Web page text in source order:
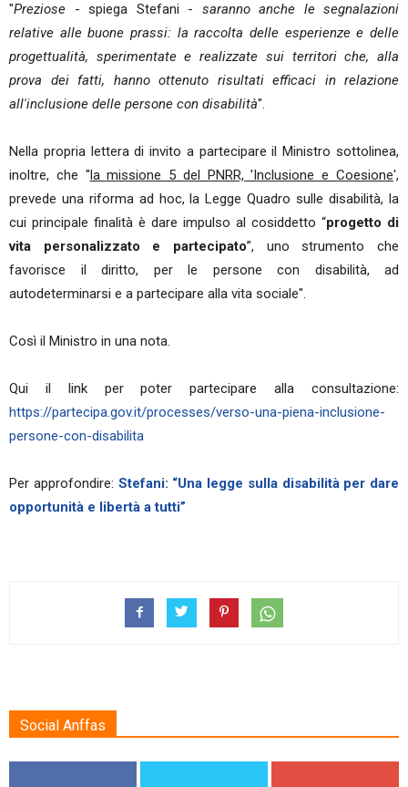
"Preziose - spiega Stefani - saranno anche le segnalazioni
relative alle buone prassi: la raccolta delle esperienze e delle
progettualità, sperimentate e realizzate sui territori che, alla
prova dei fatti, hanno ottenuto risultati efficaci in relazione
all'inclusione delle persone con disabilità".
Nella propria lettera di invito a partecipare il Ministro sottolinea,
inoltre, che "la missione 5 del PNRR, 'Inclusione e Coesione',
prevede una riforma ad hoc, la Legge Quadro sulle disabilità, la
cui principale finalità è dare impulso al cosiddetto “progetto di
vita personalizzato e partecipato”, uno strumento che
favorisce il diritto, per le persone con disabilità, ad
autodeterminarsi e a partecipare alla vita sociale".
Così il Ministro in una nota.
Qui il link per poter partecipare alla consultazione:
https://partecipa.gov.it/processes/verso-una-piena-inclusione-
persone-con-disabilita
Per approfondire: Stefani: “Una legge sulla disabilità per dare
opportunità e libertà a tutti”
Social Anffas